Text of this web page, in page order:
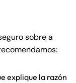
sobre a
explique la razón